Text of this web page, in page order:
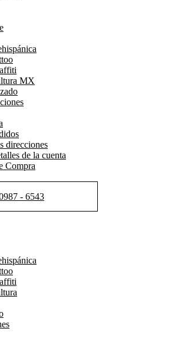
MX
direcciones
de la cuenta
Compra
- 6543